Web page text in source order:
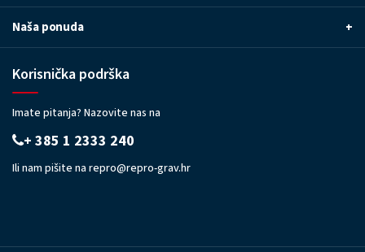
Naša ponuda +
Korisnička podrška
Imate pitanja? Nazovite nas na
+ 385 1 2333 240
Ili nam pišite na repro@repro-grav.hr